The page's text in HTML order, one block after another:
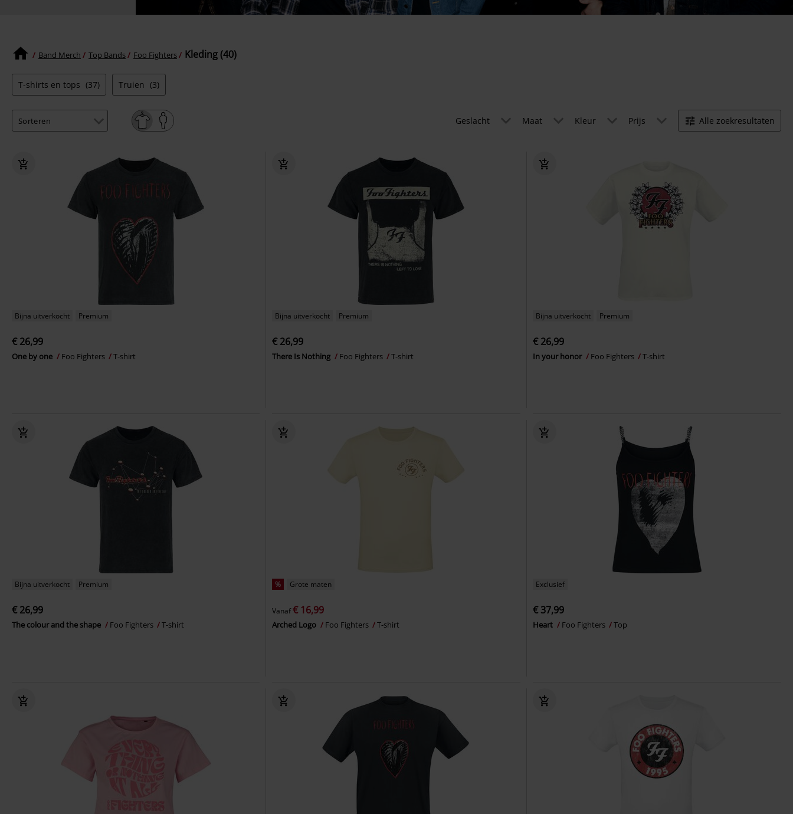
Band Merch Top Bands Foo Fighters Kleding (40)
T-shirts en tops (37) Truien (3)
Geslacht Maat Kleur Prijs Alle zoekresultaten
Bijna uitverkocht Premium
€ 26,99
One by one Foo Fighters T-shirt
Bijna uitverkocht Premium
€ 26,99
There Is Nothing Foo Fighters T-shirt
Bijna uitverkocht Premium
€ 26,99
In your honor Foo Fighters T-shirt
Bijna uitverkocht Premium
€ 26,99
The colour and the shape Foo Fighters T-shirt
% Grote maten
Vanaf€ 16,99
Arched Logo Foo Fighters T-shirt
Exclusief
€ 37,99
Heart Foo Fighters Top